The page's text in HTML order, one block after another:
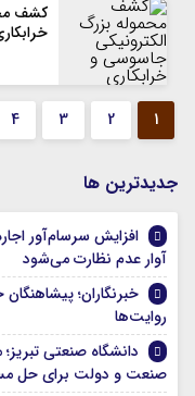
کشف
1
2
3
4
جديدترين ها
افزایش سرسام‌آور
آوار عدم نظارت می‌شود
خبرنگاران؛
روایت‌ها
دانشگاه صنعتی
صنعت و دولت برای حل